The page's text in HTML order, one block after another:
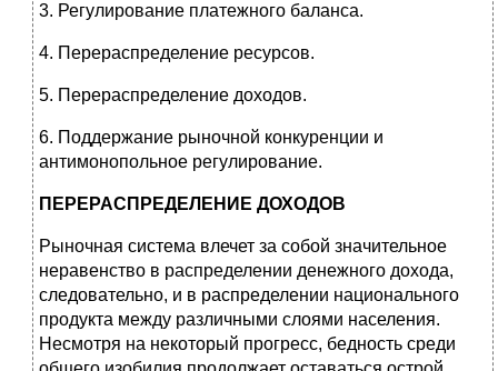
3. Регулирование платежного баланса.
4. Перераспределение ресурсов.
5. Перераспределение доходов.
6. Поддержание рыночной конкуренции и
антимонопольное регулирование.
ПЕРЕРАСПРЕДЕЛЕНИЕ ДОХОДОВ
Рыночная система влечет за собой значительное
неравенство в распределении денежного дохода,
следовательно, и в распределении национального
продукта между различными слоями населения.
Несмотря на некоторый прогресс, бедность среди